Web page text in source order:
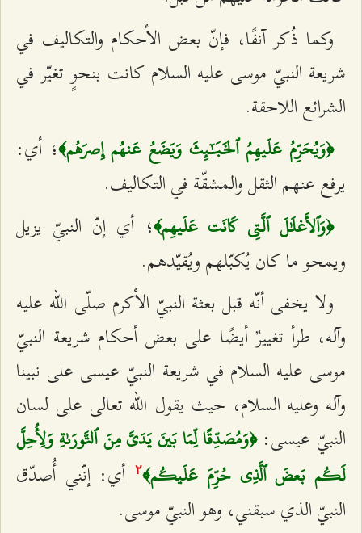
وكما ذُكر آنفًا، فإنّ بعض الأحكام والتكاليف في
شريعة النبيّ موسى عليه السلام كانت بنحوٍ تغيّر في
الشرائع اللاحقة.
﴿وَيُحَرِّمُ عَلَيهِمُ ٱلخَبَٰٓئِثَ وَيَضَعُ عَنهُم إِصرَهُم﴾؛ أي:
يرفع عنهم الثقل والمشقّة في التكاليف.
﴿وَٱلأَغلَٰلَ ٱلَّتِي كَانَت عَلَيهِم﴾؛ أي إنّ النبيّ يزيل
ويمحو ما كان يُكبّلهم ويُقيّدهم.
ولا يخفى أنّه قبل بعثة النبيّ الأكرم صلّى الله عليه
وآله، طرأ تغييرٌ أيضًا على بعض أحكام شريعة النبيّ
موسى عليه السلام في شريعة النبيّ عيسى على نبينا
وآله وعليه السلام، حيث يقول الله تعالى على لسان
النبيّ عيسى:﴿وَمُصَدِّقًا لِّمَا بَينَ يَدَيَّ مِنَ ٱلتَّورَىٰةِ وَلِأُحِلَّ
لَكُم بَعضَ ٱلَّذِي حُرِّمَ عَلَيكُم﴾٢أي: إنّني أُصدّق
النبيّ الذي سبقني، وهو النبيّ موسى.